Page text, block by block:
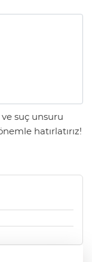
suç unsuru
hatırlatırız!